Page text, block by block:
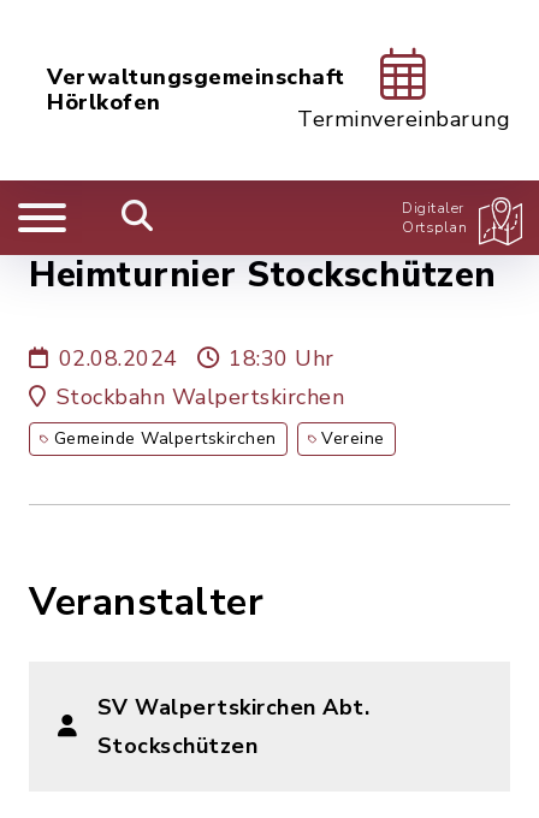
Verwaltungsgemeinschaft
Hörlkofen
Terminvereinbarung
Digitaler
Ortsplan
Heimturnier Stockschützen
02.08.2024
18:30 Uhr
Stockbahn Walpertskirchen
Gemeinde Walpertskirchen Vereine
Veranstalter
SV Walpertskirchen Abt.
Stockschützen